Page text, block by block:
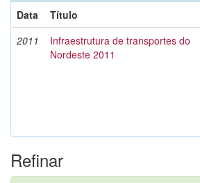
Data
Título
2011
Infraestrutura de transportes do
Nordeste 2011
Refinar